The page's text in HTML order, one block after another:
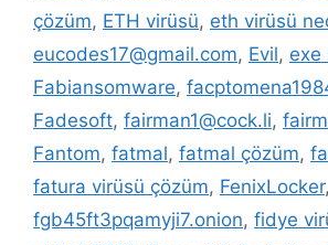
çözüm, ETH virüsü, eth virüsü
eucodes17@gmail.com, Evil, exe
Fabiansomware,
Fadesoft, fairman1@cock.li,
Fantom, fatmal, fatmal çözüm,
fatura virüsü çözüm, FenixLocker,
fgb45ft3pqamyji7.onion, fidye